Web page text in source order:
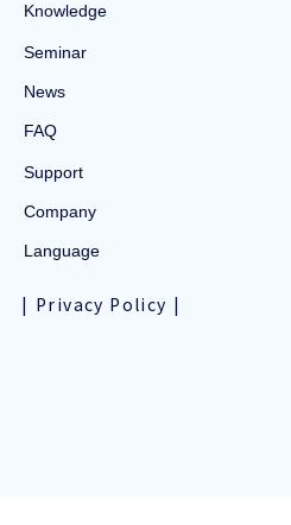
Knowledge
Seminar
News
FAQ
Support
Company
Language
Privacy Policy